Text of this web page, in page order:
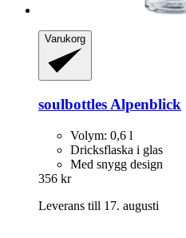
Varukorg
soulbottles Alpenblick
Volym: 0,6 l
Dricksflaska i glas
Med snygg design
356 kr
Leverans till 17. augusti